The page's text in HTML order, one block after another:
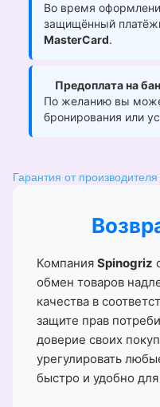
Во время
защищённый
MasterCard.
Предоплата на
По желанию вы
бронирования или
Гарантия от
Компания Spinogriz
обмен товаров
качества в
защите прав
доверие своих
урегулировать
быстро и удобно для